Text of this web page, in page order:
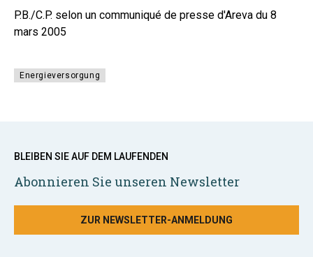
P.B./C.P. selon un communiqué de presse d'Areva du 8
mars 2005
Energieversorgung
BLEIBEN SIE AUF DEM LAUFENDEN
Abonnieren Sie unseren Newsletter
ZUR NEWSLETTER-ANMELDUNG